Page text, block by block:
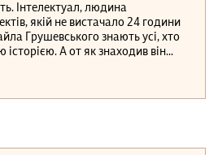
Інтелектуал, людина
якій не вистачало 24 години
Грушевського знають усі, хто
історією. А от як знаходив він...